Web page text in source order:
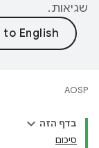
שגיאות.
AOSP
בדף הזה
סיכום